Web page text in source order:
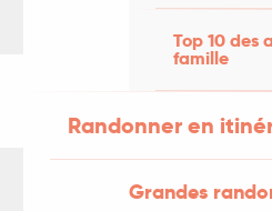
Top 10 des
famille
Randonner en
Grandes